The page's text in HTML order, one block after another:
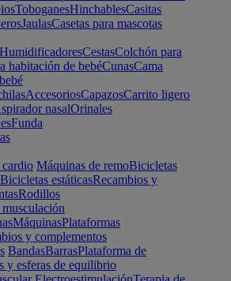
ToboganesHinchablesCasitas
JaulasCasetas para mascotas
HumidificadoresCestasColchón para
habitación de bebéCunasCama
AccesoriosCapazosCarrito ligero
nasalOrinales
Funda
Máquinas de remoBicicletas
Bicicletas estáticasRecambios y
Rodillos
MáquinasPlataformas
y complementos
BandasBarrasPlataforma de
y esferas de equilibrio